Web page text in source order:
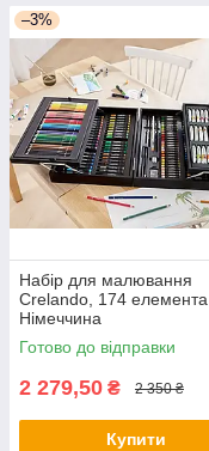
–3%
Набір для малювання
Crelando, 174 елемента ,
Німеччина
Готово до відправки
2 279,50 ₴ 2 350 ₴
Купити